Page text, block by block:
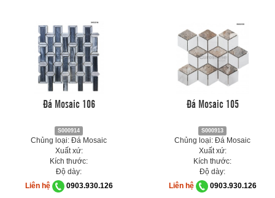
Đá Mosaic 106
S000914
Chủng loại: Đá Mosaic
Xuất xứ:
Kích thước:
Độ dày:
Liên hệ
0903.930.126
Đá Mosaic 105
S000913
Chủng loại: Đá Mosaic
Xuất xứ:
Kích thước:
Độ dày:
Liên hệ
0903.930.126